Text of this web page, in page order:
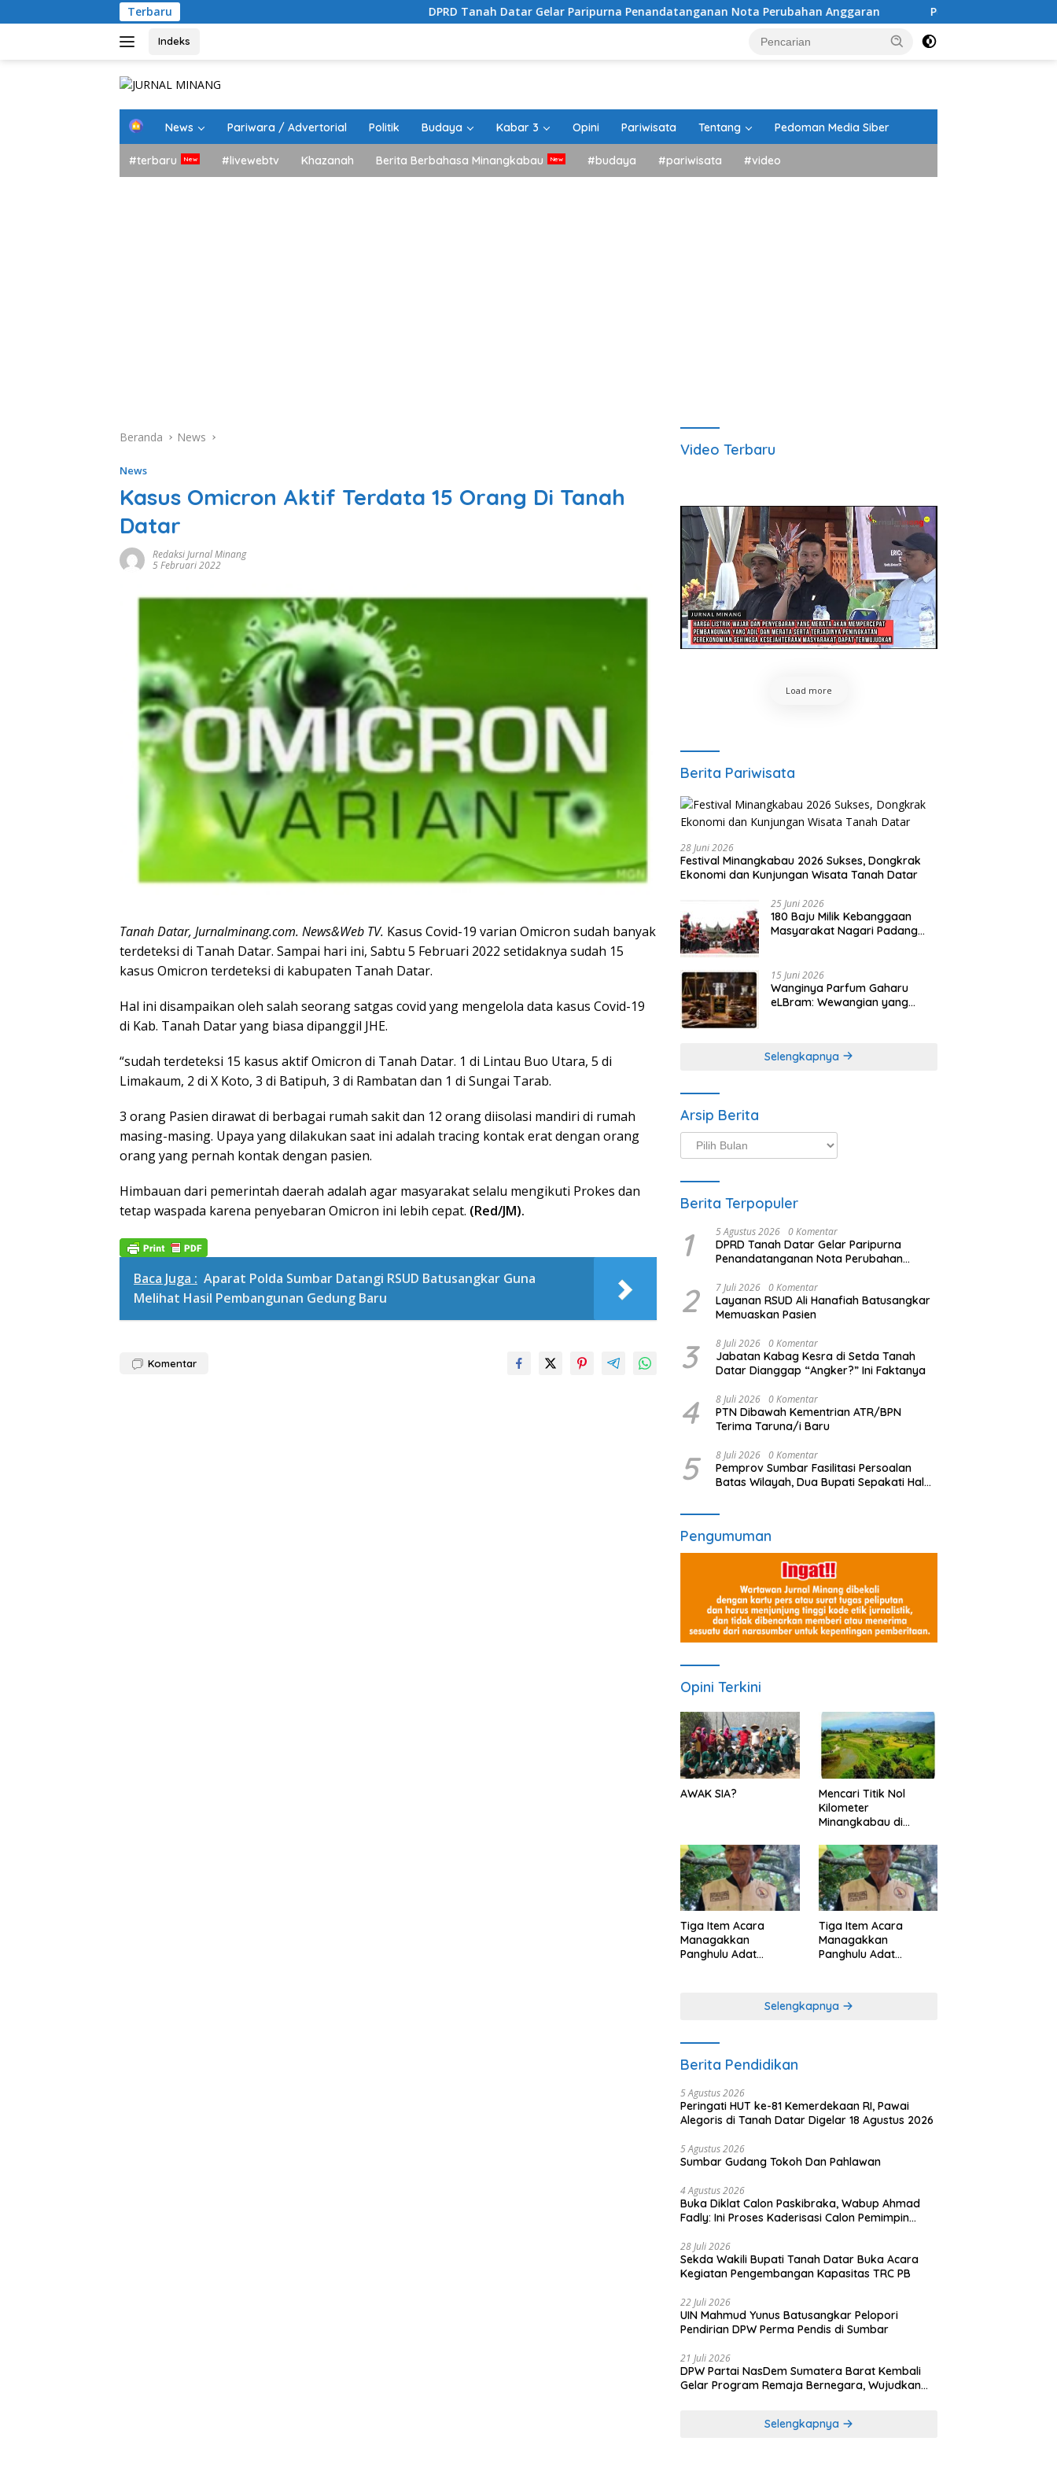
ke
Terbaru DPRD Tanah Datar Gelar Paripurna Penandatanganan Nota Perubahan Anggaran Peringati HUT ke-81 Kemerdekaan
Indeks
H
m
e
News Pariwara / Advertorial Politik Budaya Kabar 3 Opini Pariwisata Tentang Pedoman Media Siber
#terbaru #livewebtv Khazanah Berita Berbahasa Minangkabau #budaya #pariwisata #video
Beranda News
News
Kasus Omicron Aktif Terdata 15 Orang Di Tanah
Datar
Redaksi Jurnal Minang
5 Februari 2022
Tanah Datar, Jurnalminang.com. News&Web TV. Kasus Covid-19 varian Omicron sudah banyak
terdeteksi di Tanah Datar. Sampai hari ini, Sabtu 5 Februari 2022 setidaknya sudah 15
kasus Omicron terdeteksi di kabupaten Tanah Datar.
Hal ini disampaikan oleh salah seorang satgas covid yang mengelola data kasus Covid-19
di Kab. Tanah Datar yang biasa dipanggil JHE.
“sudah terdeteksi 15 kasus aktif Omicron di Tanah Datar. 1 di Lintau Buo Utara, 5 di
Limakaum, 2 di X Koto, 3 di Batipuh, 3 di Rambatan dan 1 di Sungai Tarab.
3 orang Pasien dirawat di berbagai rumah sakit dan 12 orang diisolasi mandiri di rumah
masing-masing. Upaya yang dilakukan saat ini adalah tracing kontak erat dengan orang
orang yang pernah kontak dengan pasien.
Himbauan dari pemerintah daerah adalah agar masyarakat selalu mengikuti Prokes dan
tetap waspada karena penyebaran Omicron ini lebih cepat. (Red/JM).
Baca Juga : Aparat Polda Sumbar Datangi RSUD Batusangkar Guna
Melihat Hasil Pembangunan Gedung Baru
Komentar
Video Terbaru
Load more
Berita Pariwisata
28 Juni 2026
Festival Minangkabau 2026 Sukses, Dongkrak
Ekonomi dan Kunjungan Wisata Tanah Datar
25 Juni 2026
180 Baju Milik Kebanggaan
Masyarakat Nagari Padang
Minangkabau
15 Juni 2026
Wanginya Parfum Gaharu
eLBram: Wewangian yang
Selengkapnya
Arsip Berita
Arsip
Berita
Berita Terpopuler
1 5 Agustus 2026 0 Komentar
DPRD Tanah Datar Gelar Paripurna
Penandatanganan Nota Perubahan
2 7 Juli 2026 0 Komentar
Layanan RSUD Ali Hanafiah Batusangkar
Memuaskan Pasien
3 8 Juli 2026 0 Komentar
Jabatan Kabag Kesra di Setda Tanah
Datar Dianggap “Angker?” Ini Faktanya
4 8 Juli 2026 0 Komentar
PTN Dibawah Kementrian ATR/BPN
Terima Taruna/i Baru
5 8 Juli 2026 0 Komentar
Pemprov Sumbar Fasilitasi Persoalan
Batas Wilayah, Dua Bupati Sepakati Hal
Pengumuman
Opini Terkini
AWAK SIA?
Mencari Titik Nol
Kilometer
Minangkabau di
Dimanakah Lokasi
nya?
Tiga Item Acara
Managakkan
Panghulu Adat
Tiga Item Acara
Managakkan
Panghulu Adat
Selengkapnya
Berita Pendidikan
5 Agustus 2026
Peringati HUT ke-81 Kemerdekaan RI, Pawai
Alegoris di Tanah Datar Digelar 18 Agustus 2026
5 Agustus 2026
Sumbar Gudang Tokoh Dan Pahlawan
4 Agustus 2026
Buka Diklat Calon Paskibraka, Wabup Ahmad
Fadly: Ini Proses Kaderisasi Calon Pemimpin
28 Juli 2026
Sekda Wakili Bupati Tanah Datar Buka Acara
Kegiatan Pengembangan Kapasitas TRC PB
22 Juli 2026
UIN Mahmud Yunus Batusangkar Pelopori
Pendirian DPW Perma Pendis di Sumbar
21 Juli 2026
DPW Partai NasDem Sumatera Barat Kembali
Gelar Program Remaja Bernegara, Wujudkan
Selengkapnya